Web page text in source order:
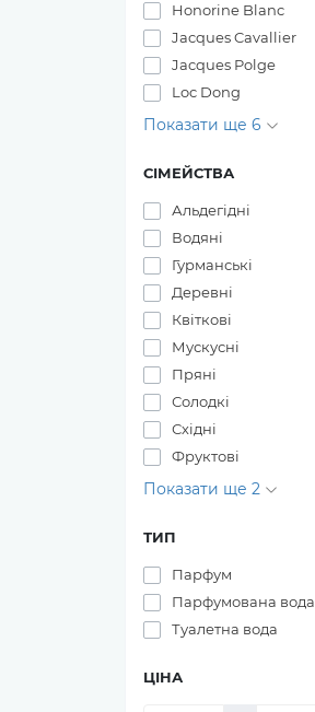
Honorine Blanc
Jacques Cavallier
Jacques Polge
Loc Dong
Показати ще 6
СІМЕЙСТВА
Альдегідні
Водяні
Гурманські
Деревні
Квіткові
Мускусні
Пряні
Солодкі
Східні
Фруктові
Показати ще 2
ТИП
Парфум
Парфумована вода
Туалетна вода
ЦІНА